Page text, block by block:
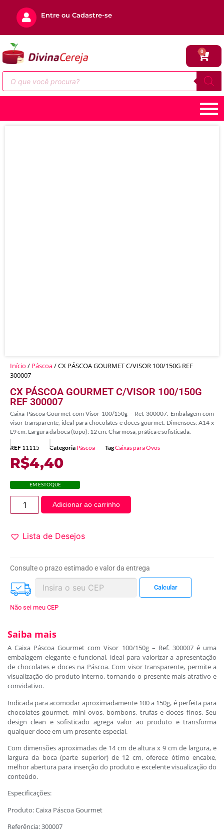
Entre ou Cadastre-se
0
Início / Páscoa/ CX PÁSCOA GOURMET C/VISOR 100/150G REF
300007
CX PÁSCOA GOURMET C/VISOR 100/150G
REF 300007
Caixa Páscoa Gourmet com Visor 100/150g – Ref. 300007. Embalagem com
visor transparente, ideal para chocolates e doces gourmet. Dimensões: A14 x
L9 cm. Largura da boca (topo): 12 cm. Charmosa, prática e sofisticada.
REF 11115 Categoria Páscoa TagCaixas para Ovos
R$4,40
EM ESTOQUE
Adicionar ao carrinho
Lista de Desejos
Consulte o prazo estimado e valor da entrega
Não sei meu CEP
Saiba mais
A Caixa Páscoa Gourmet com Visor 100/150g – Ref. 300007 é uma
embalagem elegante e funcional, ideal para valorizar a apresentação
de chocolates e doces na Páscoa. Com visor transparente, permite a
visualização do produto interno, tornando o presente mais atrativo e
convidativo.
Indicada para acomodar aproximadamente 100 a 150g, é perfeita para
chocolates gourmet, mini ovos, bombons, trufas e doces finos. Seu
design clean e sofisticado agrega valor ao produto e transforma
qualquer doce em um presente especial.
Com dimensões aproximadas de 14 cm de altura x 9 cm de largura, e
largura da boca (parte superior) de 12 cm, oferece ótimo encaixe,
melhor abertura para inserção do produto e excelente visualização do
conteúdo.
Especificações:
Produto: Caixa Páscoa Gourmet
Referência: 300007